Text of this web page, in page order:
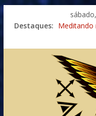
Destaques: Meditando
Totens –